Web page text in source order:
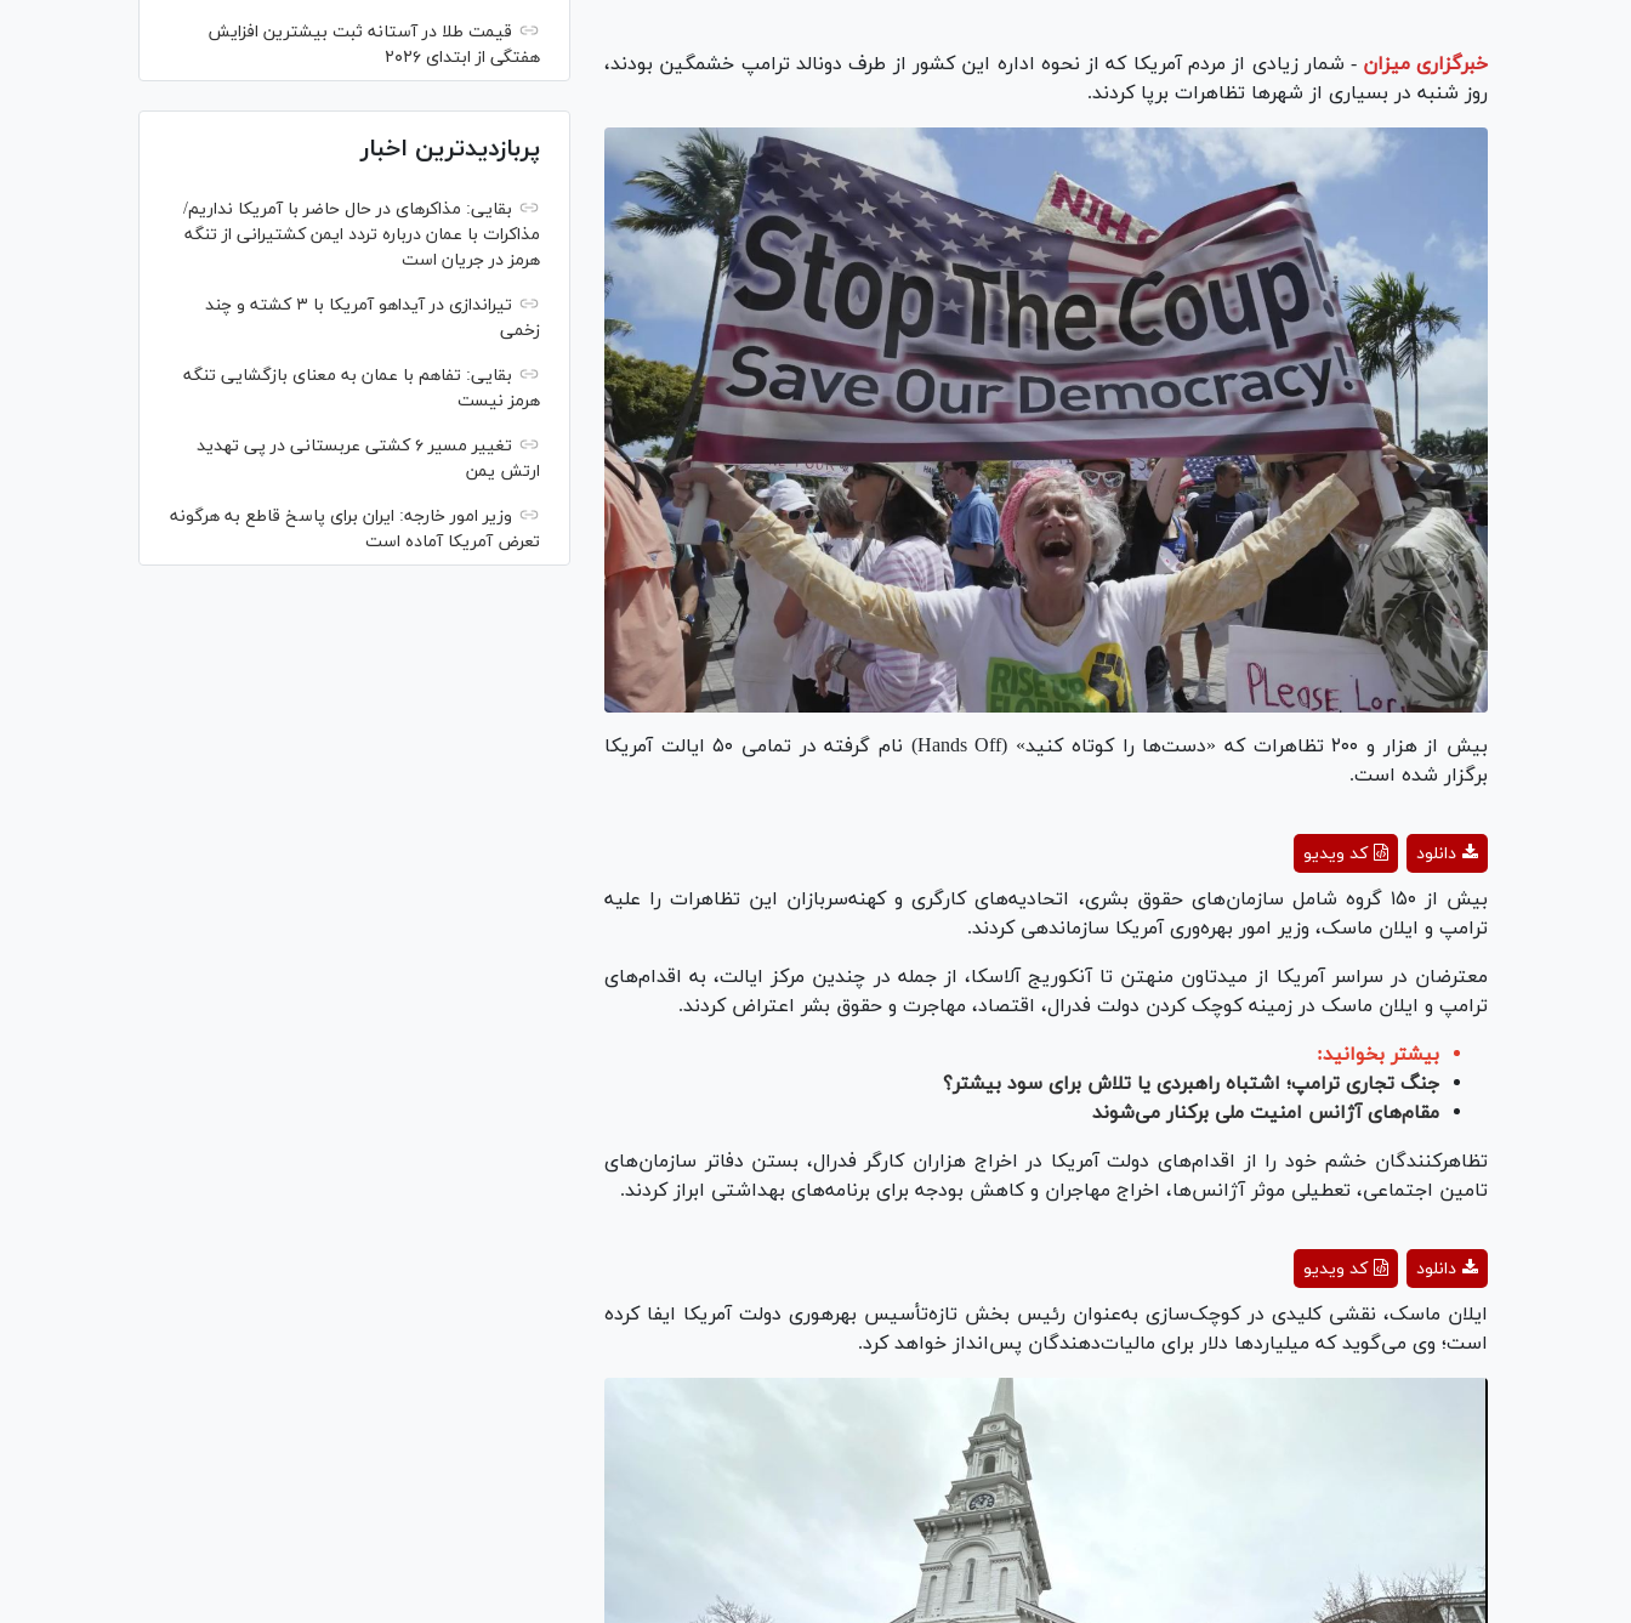
خبرگزاری میزان - شمار زیادی از مردم آمریکا که از نحوه اداره این کشور از طرف دونالد ترامپ خشمگین بودند،
روز شنبه در بسیاری از شهر‌ها تظاهرات برپا کردند.
بیش از هزار و ۲۰۰ تظاهرات که «دست‌ها را کوتاه کنید» (Hands Off) نام گرفته در تمامی ۵۰ ایالت آمریکا
برگزار شده است.
Video
کد ویدیو دانلود
بیش از ۱۵۰ گروه شامل سازمان‌های حقوق بشری، اتحادیه‌های کارگری و کهنه‌سربازان این تظاهرات را علیه
ترامپ و ایلان ماسک، وزیر امور بهره‌وری آمریکا سازماندهی کردند.
معترضان در سراسر آمریکا از میدتاون منهتن تا آنکوریج آلاسکا، از جمله در چندین مرکز ایالت، به اقدام‌های
ترامپ و ایلان ماسک در زمینه کوچک کردن دولت فدرال، اقتصاد، مهاجرت و حقوق بشر اعتراض کردند.
بیشتر بخوانید:
جنگ تجاری ترامپ؛ اشتباه راهبردی یا تلاش برای سود بیشتر؟
مقام‌های آژانس امنیت ملی برکنار می‌شوند
تظاهرکنندگان خشم خود را از اقدام‌های دولت آمریکا در اخراج هزاران کارگر فدرال، بستن دفاتر سازمان‌های
تامین اجتماعی، تعطیلی موثر آژانس‌ها، اخراج مهاجران و کاهش بودجه برای برنامه‌های بهداشتی ابراز کردند.
Video
کد ویدیو دانلود
ایلان ماسک، نقشی کلیدی در کوچک‌سازی به‌عنوان رئیس بخش تازه‌تأسیس بهره‎وری دولت آمریکا ایفا کرده
است؛ وی می‌گوید که میلیارد‌ها دلار برای مالیات‌دهندگان پس‌انداز خواهد کرد.
قیمت طلا در آستانه ثبت بیشترین افزایش
هفتگی از ابتدای ۲۰۲۶
پربازدیدترین اخبار
بقایی: مذاکره‎ای در حال حاضر با آمریکا نداریم/
مذاکرات با عمان درباره تردد ایمن کشتیرانی از تنگه
هرمز در جریان است
تیراندازی در آیداهو آمریکا با ۳ کشته و چند
زخمی
بقایی: تفاهم با عمان به معنای بازگشایی تنگه
هرمز نیست
تغییر مسیر ۶ کشتی عربستانی در پی تهدید
ارتش یمن
وزیر امور خارجه: ایران برای پاسخ قاطع به هرگونه
تعرض آمریکا آماده است